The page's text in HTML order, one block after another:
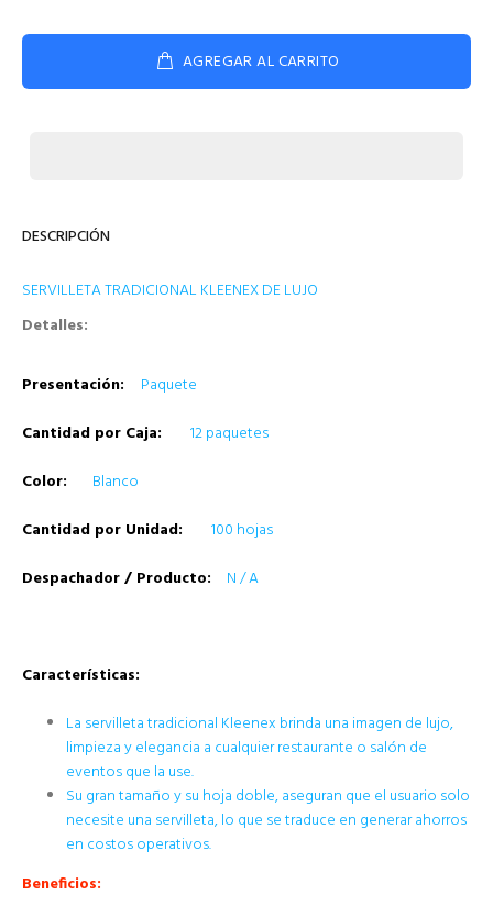
AGREGAR AL CARRITO
DESCRIPCIÓN
SERVILLETA TRADICIONAL KLEENEX DE LUJO
Detalles:
Presentación: Paquete
Cantidad por Caja:
12 paquetes
Color:
Blanco
Cantidad por Unidad:
100 hojas
Despachador / Producto:
N / A
Características:
La servilleta tradicional Kleenex brinda una imagen de lujo,
limpieza y elegancia a cualquier restaurante o salón de
eventos que la use.
Su gran tamaño y su hoja doble, aseguran que el usuario solo
necesite una servilleta, lo que se traduce en generar ahorros
en costos operativos.
Beneficios: